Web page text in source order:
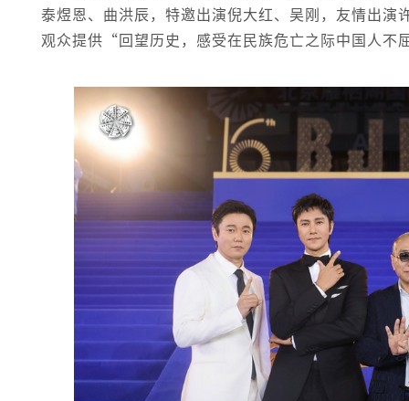
泰煜恩、曲洪辰，特邀出演倪大红、吴刚，友情出
观众提供“回望历史，感受在民族危亡之际中国人不